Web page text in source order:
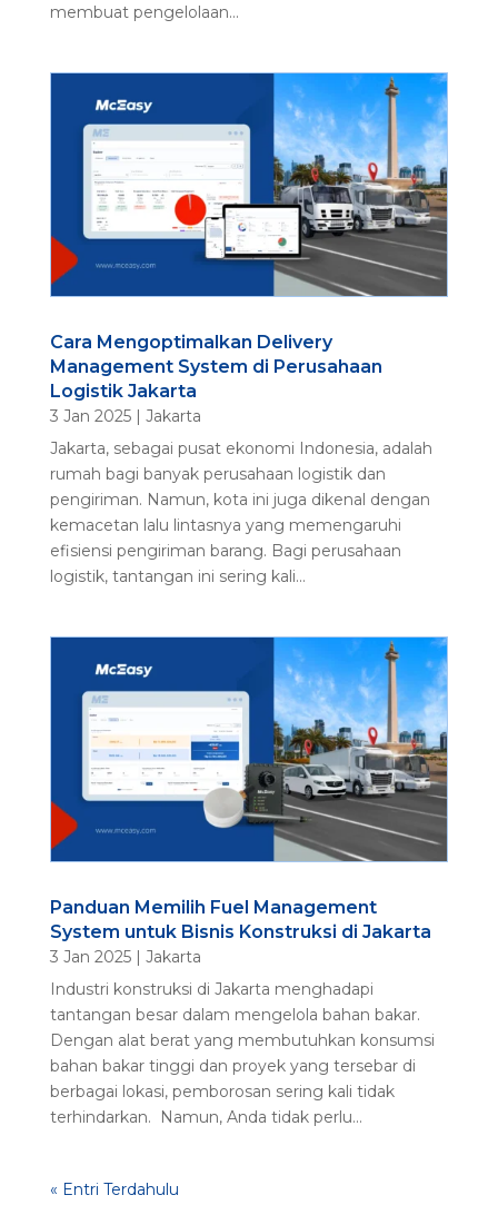
membuat pengelolaan...
Cara Mengoptimalkan Delivery
Management System di Perusahaan
Logistik Jakarta
3 Jan 2025| Jakarta
Jakarta, sebagai pusat ekonomi Indonesia, adalah
rumah bagi banyak perusahaan logistik dan
pengiriman. Namun, kota ini juga dikenal dengan
kemacetan lalu lintasnya yang memengaruhi
efisiensi pengiriman barang. Bagi perusahaan
logistik, tantangan ini sering kali...
Panduan Memilih Fuel Management
System untuk Bisnis Konstruksi di Jakarta
3 Jan 2025| Jakarta
Industri konstruksi di Jakarta menghadapi
tantangan besar dalam mengelola bahan bakar.
Dengan alat berat yang membutuhkan konsumsi
bahan bakar tinggi dan proyek yang tersebar di
berbagai lokasi, pemborosan sering kali tidak
terhindarkan. Namun, Anda tidak perlu...
« Entri Terdahulu